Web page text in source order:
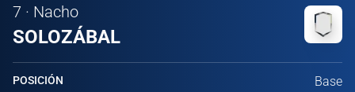
7 · Nacho
SOLOZÁBAL
POSICIÓN Base